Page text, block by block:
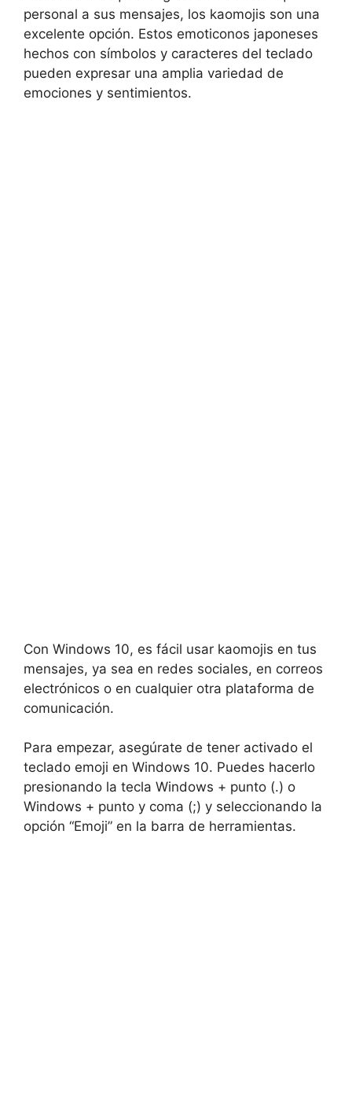
personal a sus mensajes, los kaomojis son una
excelente opción. Estos emoticonos japoneses
hechos con símbolos y caracteres del teclado
pueden expresar una amplia variedad de
emociones y sentimientos.
Con Windows 10, es fácil usar kaomojis en tus
mensajes, ya sea en redes sociales, en correos
electrónicos o en cualquier otra plataforma de
comunicación.
Para empezar, asegúrate de tener activado el
teclado emoji en Windows 10. Puedes hacerlo
presionando la tecla Windows + punto (.) o
Windows + punto y coma (;) y seleccionando la
opción “Emoji” en la barra de herramientas.